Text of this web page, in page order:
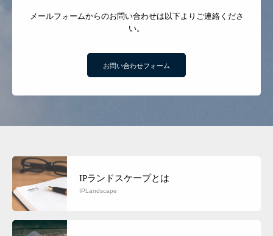
メールフォームからのお問い合わせは以下よりご連絡くださ
い。
お問い合わせフォーム
IPランドスケープとは
IPLandscape